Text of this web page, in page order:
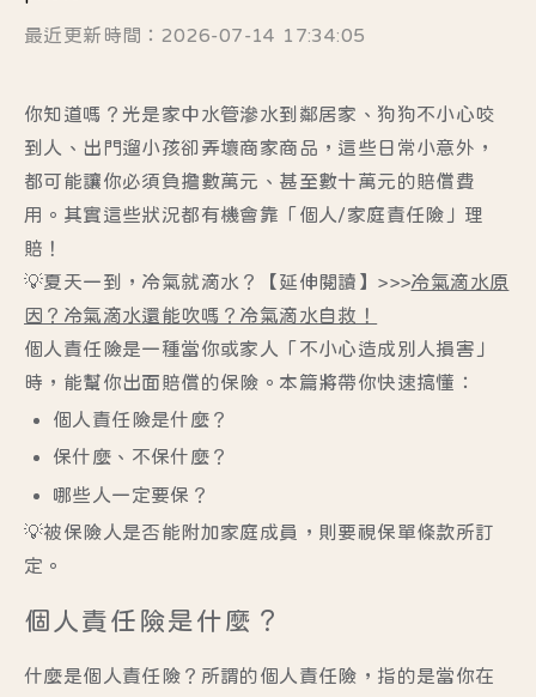
最近更新時間：2026-07-14 17:34:05
你知道嗎？光是家中水管滲水到鄰居家、狗狗不小心咬
到人、出門遛小孩卻弄壞商家商品，這些日常小意外，
都可能讓你必須負擔數萬元、甚至數十萬元的賠償費
用。其實這些狀況都有機會靠「個人/家庭責任險」理
賠！
💡夏天一到，冷氣就滴水？【延伸閱讀】>>>冷氣滴水原
因？冷氣滴水還能吹嗎？冷氣滴水自救！
個人責任險是一種當你或家人「不小心造成別人損害」
時，能幫你出面賠償的保險。本篇將帶你快速搞懂：
個人責任險是什麼？
保什麼、不保什麼？
哪些人一定要保？
💡被保險人是否能附加家庭成員，則要視保單條款所訂
定。
個人責任險是什麼？
什麼是個人責任險？所謂的個人責任險，指的是當你在